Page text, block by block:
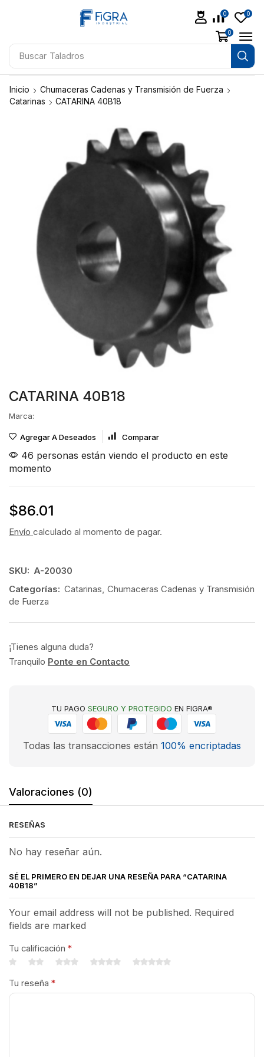
Buscar Soldadoras
0 0
0
Inicio
Chumaceras Cadenas y Transmisión de Fuerza
Catarinas
CATARINA 40B18
CATARINA 40B18
Marca:
Agregar A Deseados Comparar
46 personas están viendo el producto en este
momento
$86.01
Envío calculado al momento de pagar.
SKU: A-20030
Categorías: Catarinas, Chumaceras Cadenas y Transmisión
de Fuerza
¡Tienes alguna duda?
Tranquilo Ponte en Contacto
TU PAGO SEGURO Y PROTEGIDO EN FIGRA®
Todas las transacciones están 100% encriptadas
Valoraciones (0)
RESEÑAS
No hay reseñar aún.
SÉ EL PRIMERO EN DEJAR UNA RESEÑA PARA “CATARINA
40B18”
Your email address will not be published. Required
fields are marked
Tu calificación *
Tu reseña *